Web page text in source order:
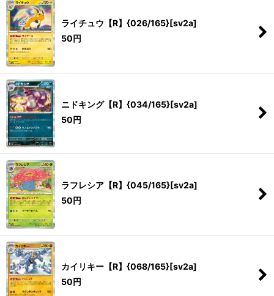
ライチュウ【R】{026/165}[sv2a]
50円
ニドキング【R】{034/165}[sv2a]
50円
ラフレシア【R】{045/165}[sv2a]
50円
カイリキー【R】{068/165}[sv2a]
50円